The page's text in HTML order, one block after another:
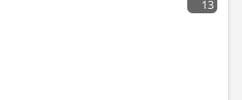
13